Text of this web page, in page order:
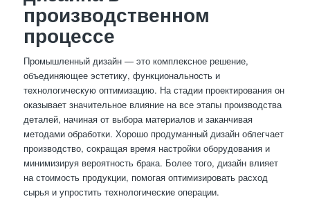
производственном
процессе
Промышленный дизайн — это комплексное решение,
объединяющее эстетику, функциональность и
технологическую оптимизацию. На стадии проектирования он
оказывает значительное влияние на все этапы производства
деталей, начиная от выбора материалов и заканчивая
методами обработки. Хорошо продуманный дизайн облегчает
производство, сокращая время настройки оборудования и
минимизируя вероятность брака. Более того, дизайн влияет
на стоимость продукции, помогая оптимизировать расход
сырья и упростить технологические операции.